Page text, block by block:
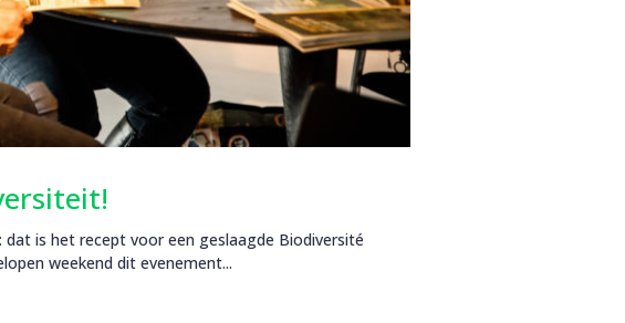
is het recept voor een geslaagde Biodiversité
weekend dit evenement...